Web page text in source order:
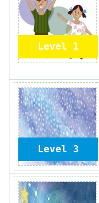
Level 1
Level 3